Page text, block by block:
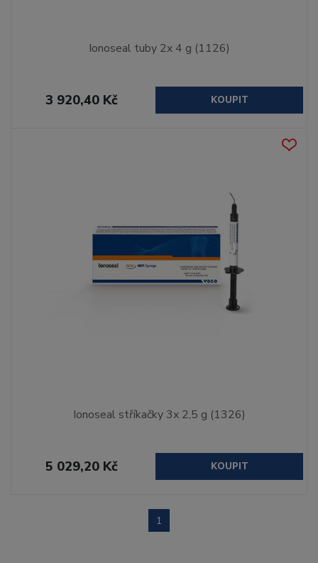
Ionoseal tuby 2x 4 g (1126)
3 920,40 Kč KOUPIT
Ionoseal stříkačky 3x 2,5 g (1326)
5 029,20 Kč KOUPIT
1